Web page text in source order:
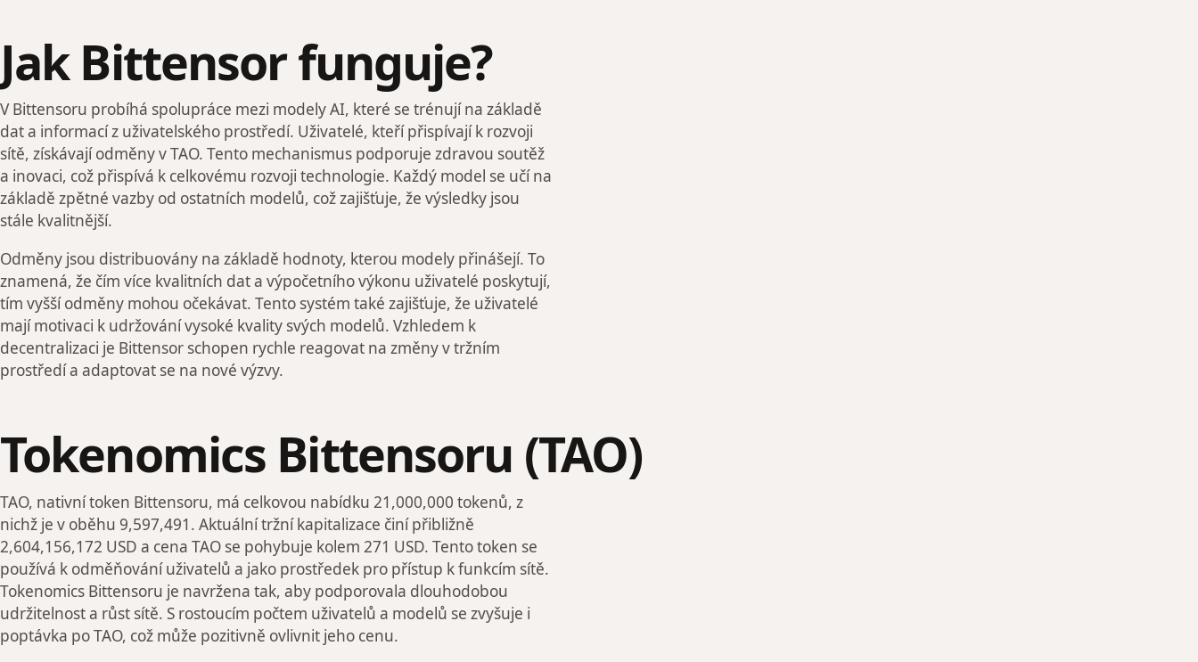
Jak Bittensor funguje?
V Bittensoru probíhá spolupráce mezi modely AI, které se trénují na základě
dat a informací z uživatelského prostředí. Uživatelé, kteří přispívají k rozvoji
sítě, získávají odměny v TAO. Tento mechanismus podporuje zdravou soutěž
a inovaci, což přispívá k celkovému rozvoji technologie. Každý model se učí na
základě zpětné vazby od ostatních modelů, což zajišťuje, že výsledky jsou
stále kvalitnější.
Odměny jsou distribuovány na základě hodnoty, kterou modely přinášejí. To
znamená, že čím více kvalitních dat a výpočetního výkonu uživatelé poskytují,
tím vyšší odměny mohou očekávat. Tento systém také zajišťuje, že uživatelé
mají motivaci k udržování vysoké kvality svých modelů. Vzhledem k
decentralizaci je Bittensor schopen rychle reagovat na změny v tržním
prostředí a adaptovat se na nové výzvy.
Tokenomics Bittensoru (TAO)
TAO, nativní token Bittensoru, má celkovou nabídku 21,000,000 tokenů, z
nichž je v oběhu 9,597,491. Aktuální tržní kapitalizace činí přibližně
2,604,156,172 USD a cena TAO se pohybuje kolem 271 USD. Tento token se
používá k odměňování uživatelů a jako prostředek pro přístup k funkcím sítě.
Tokenomics Bittensoru je navržena tak, aby podporovala dlouhodobou
udržitelnost a růst sítě. S rostoucím počtem uživatelů a modelů se zvyšuje i
poptávka po TAO, což může pozitivně ovlivnit jeho cenu.